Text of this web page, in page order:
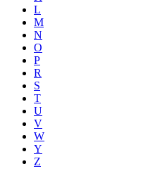
L
M
N
O
P
R
S
T
U
V
W
Y
Z